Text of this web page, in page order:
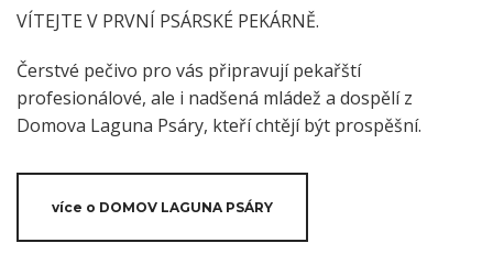
VÍTEJTE V PRVNÍ PSÁRSKÉ PEKÁRNĚ.
Čerstvé pečivo pro vás připravují pekařští
profesionálové, ale i nadšená mládež a dospělí z
Domova Laguna Psáry, kteří chtějí být prospěšní.
více o DOMOV LAGUNA PSÁRY